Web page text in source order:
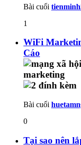
Bài cuối
1
WiFi
Cáo
Bài cuối
0
Tại sao nên